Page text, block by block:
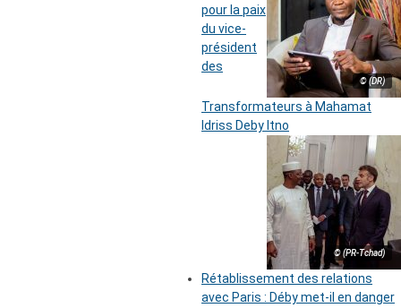
© (DR)
pour la paix
du vice-
président
des
Transformateurs à Mahamat
Idriss Deby Itno
© (PR-Tchad)
Rétablissement des relations
avec Paris : Déby met-il en danger